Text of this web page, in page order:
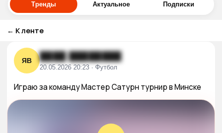
Тренды Актуальное Подписки
← К ленте
ЯВ ████ ████████
20.05.2026 20:23 · Футбол
Играю за команду Мастер Сатурн турнир в Минске